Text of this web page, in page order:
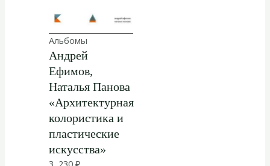
Альбомы
Андрей
Ефимов,
Наталья Панова
«Архитектурная
колористика и
пластические
искусства»
3 230 ₽